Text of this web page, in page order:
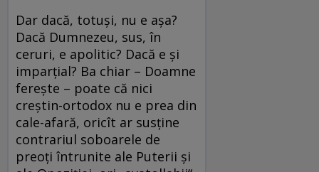
Dar dacă, totuși, nu e așa?
Dacă Dumnezeu, sus, în
ceruri, e apolitic? Dacă e și
imparțial? Ba chiar – Doamne
ferește – poate că nici
creștin-ortodox nu e prea din
cale-afară, oricît ar susține
contrariul soboarele de
preoți întrunite ale Puterii și